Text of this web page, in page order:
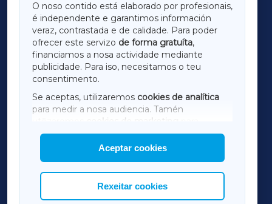
O noso contido está elaborado por profesionais,
é independente e garantimos información
veraz, contrastada e de calidade. Para poder
ofrecer este servizo de forma gratuíta,
financiamos a nosa actividade mediante
publicidade. Para iso, necesitamos o teu
consentimento.
Se aceptas, utilizaremos cookies de analítica
para medir a nosa audiencia. Tamén
utilizaremos
cookies de marketing
mostrar publicidade de terceiros.
Así mesmo, podes personalizar a elección das
cookies que desexas permitir.
Aceptar cookies
Rexeitar cookies
LUGOXA
TERRACHAXA
AMARIÑAXA
RIBEIRASACRAXA
ACORUÑAXA